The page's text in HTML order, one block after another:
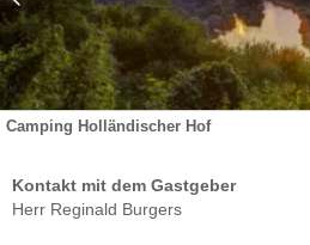
Camping Holländischer Hof
Kontakt mit dem Gastgeber
Herr Reginald Burgers